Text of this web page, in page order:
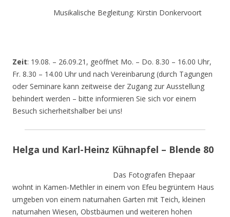
Musikalische Begleitung: Kirstin Donkervoort
Zeit: 19.08. – 26.09.21, geöffnet Mo. – Do. 8.30 – 16.00 Uhr,
Fr. 8.30 – 14.00 Uhr und nach Vereinbarung (durch Tagungen
oder Seminare kann zeitweise der Zugang zur Ausstellung
behindert werden – bitte informieren Sie sich vor einem
Besuch sicherheitshalber bei uns!
Helga und Karl-Heinz Kühnapfel – Blende 80
Das Fotografen Ehepaar
wohnt in Kamen-Methler in einem von Efeu begrüntem Haus
umgeben von einem naturnahen Garten mit Teich, kleinen
naturnahen Wiesen, Obstbäumen und weiteren hohen